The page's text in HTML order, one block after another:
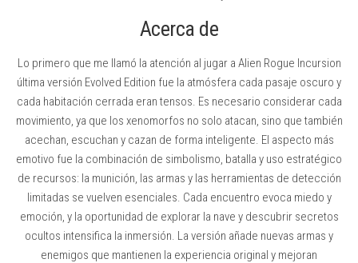
Acerca de
Lo primero que me llamó la atención al jugar a Alien Rogue Incursion
última versión Evolved Edition fue la atmósfera cada pasaje oscuro y
cada habitación cerrada eran tensos. Es necesario considerar cada
movimiento, ya que los xenomorfos no solo atacan, sino que también
acechan, escuchan y cazan de forma inteligente. El aspecto más
emotivo fue la combinación de simbolismo, batalla y uso estratégico
de recursos: la munición, las armas y las herramientas de detección
limitadas se vuelven esenciales. Cada encuentro evoca miedo y
emoción, y la oportunidad de explorar la nave y descubrir secretos
ocultos intensifica la inmersión. La versión añade nuevas armas y
enemigos que mantienen la experiencia original y mejoran